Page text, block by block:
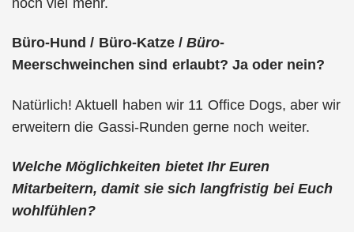
Büro-Hund / Büro-Katze /Büro-
Meerschweinchen sind erlaubt? Ja oder nein?
Natürlich! Aktuell haben wir 11 Office Dogs, aber wir
erweitern die Gassi-Runden gerne noch weiter.
Welche Möglichkeiten bietet Ihr Euren
Mitarbeitern, damit sie sich langfristig bei Euch
wohlfühlen?